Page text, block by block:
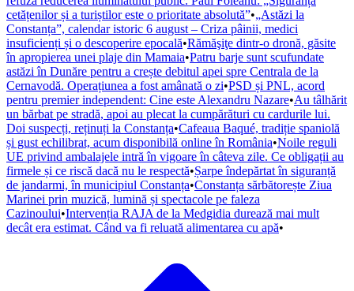
cetățenilor și a turiștilor este o prioritate absolută”•„Astăzi la
Constanța”, calendar istoric 6 august – Criza pâinii, medici
insuficienți și o descoperire epocală•Rămăşiţe dintr-o dronă, găsite
în apropierea unei plaje din Mamaia•Patru barje sunt scufundate
astăzi în Dunăre pentru a crește debitul apei spre Centrala de la
Cernavodă. Operațiunea a fost amânată o zi•PSD și PNL, acord
pentru premier independent: Cine este Alexandru Nazare•Au tâlhărit
un bărbat pe stradă, apoi au plecat la cumpărături cu cardurile lui.
Doi suspecți, reținuți la Constanța•Cafeaua Baqué, tradiție spaniolă
și gust echilibrat, acum disponibilă online în România•Noile reguli
UE privind ambalajele intră în vigoare în câteva zile. Ce obligații au
firmele și ce riscă dacă nu le respectă•Șarpe îndepărtat în siguranță
de jandarmi, în municipiul Constanța•Constanța sărbătorește Ziua
Marinei prin muzică, lumină și spectacole pe faleza
Cazinoului•Intervenția RAJA de la Medgidia durează mai mult
decât era estimat. Când va fi reluată alimentarea cu apă•